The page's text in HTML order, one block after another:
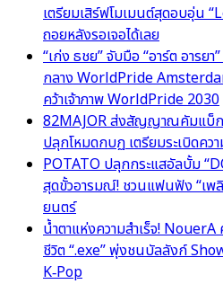
เตรียมเสิร์ฟโมเมนต์สุดอบอุ่น
ถอยหลังรอเจอได้เลย
“เก่ง ธชย” จับมือ “อาร์ต อารย
กลาง WorldPride
คว้าเจ้าภาพ WorldPride 2030
82MAJOR ส่งสัญญาณคัมแบ็ก
ปลุกโหมดกบฏ เตรียมระเบิดคว
POTATO ปลุกกระแสอัลบั้ม
สุดขั้วอารมณ์! ชวนแฟนฟัง “เพ
ยนตร์
น้ำตาแห่งความสำเร็จ! NouerA
ชีวิต “.exe” พุ่งชนบัลลังก์
K‑Pop